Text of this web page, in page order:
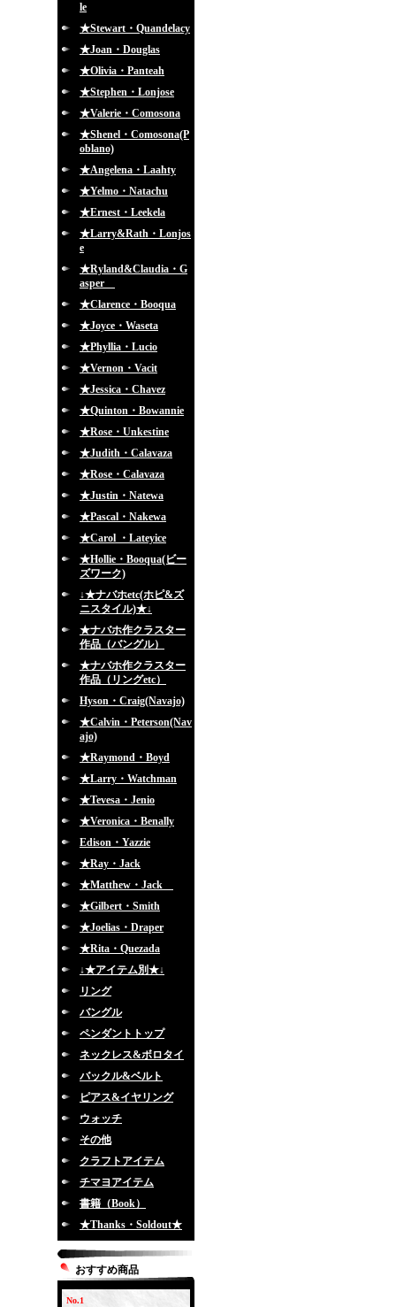
le
★Stewart・Quandelacy
★Joan・Douglas
★Olivia・Panteah
★Stephen・Lonjose
★Valerie・Comosona
★Shenel・Comosona(P
oblano)
★Angelena・Laahty
★Yelmo・Natachu
★Ernest・Leekela
★Larry&Rath・Lonjos
e
★Ryland&Claudia・G
asper
★Clarence・Booqua
★Joyce・Waseta
★Phyllia・Lucio
★Vernon・Vacit
★Jessica・Chavez
★Quinton・Bowannie
★Rose・Unkestine
★Judith・Calavaza
★Rose・Calavaza
★Justin・Natewa
★Pascal・Nakewa
★Carol ・Lateyice
★Hollie・Booqua(ビー
ズワーク)
↓★ナバホetc(ホピ&ズ
ニスタイル)★↓
★ナバホ作クラスター
作品（バングル）
★ナバホ作クラスター
作品（リングetc）
Hyson・Craig(Navajo)
★Calvin・Peterson(Nav
ajo)
★Raymond・Boyd
★Larry・Watchman
★Tevesa・Jenio
★Veronica・Benally
Edison・Yazzie
★Ray・Jack
★Matthew・Jack
★Gilbert・Smith
★Joelias・Draper
★Rita・Quezada
↓★アイテム別★↓
リング
バングル
ペンダントトップ
ネックレス&ボロタイ
バックル&ベルト
ピアス&イヤリング
ウォッチ
その他
クラフトアイテム
チマヨアイテム
書籍（Book）
★Thanks・Soldout★
おすすめ商品
No.1